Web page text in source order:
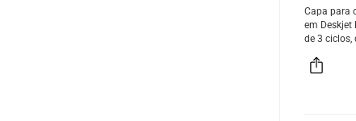
Capa para
em Deskjet
de 3